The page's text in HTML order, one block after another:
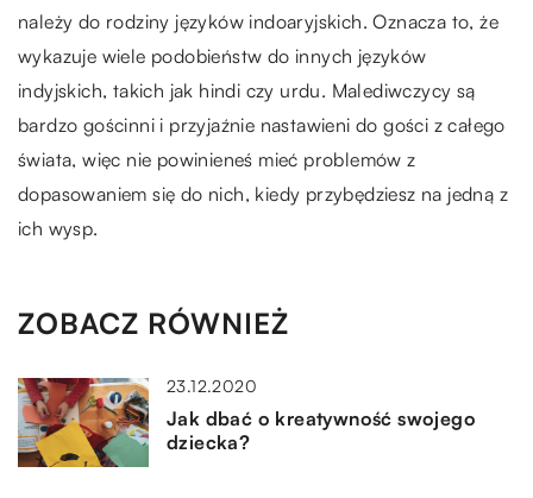
należy do rodziny języków indoaryjskich. Oznacza to, że
wykazuje wiele podobieństw do innych języków
indyjskich, takich jak hindi czy urdu. Malediwczycy są
bardzo gościnni i przyjaźnie nastawieni do gości z całego
świata, więc nie powinieneś mieć problemów z
dopasowaniem się do nich, kiedy przybędziesz na jedną z
ich wysp.
ZOBACZ RÓWNIEŻ
23.12.2020
Jak dbać o kreatywność swojego
dziecka?